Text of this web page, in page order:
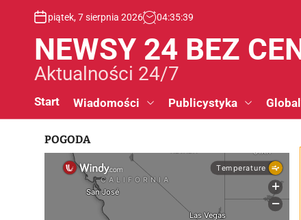
piątek, 7 sierpnia 2026 04:35:39
NEWSY 24 BEZ
Aktualności 24/7
Start Wiadomości Publicystyka
POGODA